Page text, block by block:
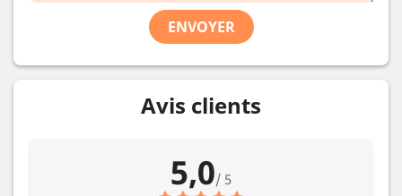
ENVOYER
Avis clients
5,0/ 5